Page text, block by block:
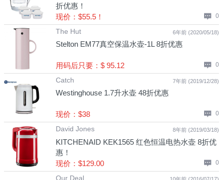
折优惠！
现价：$55.5！
0
6年前 (2020/05/18)
The Hut
Stelton EM77真空保温水壶-1L 8折优惠
用码后只要：$ 95.12 0
7年前 (2019/12/28)
Catch
Westinghouse 1.7升水壶 48折优惠
现价：$38 0
8年前 (2019/03/18)
David Jones
KITCHENAID KEK1565 红色恒温电热水壶 8折优
惠！
现价：$129.00
0
10年前 (2016/07/17)
Our Deal